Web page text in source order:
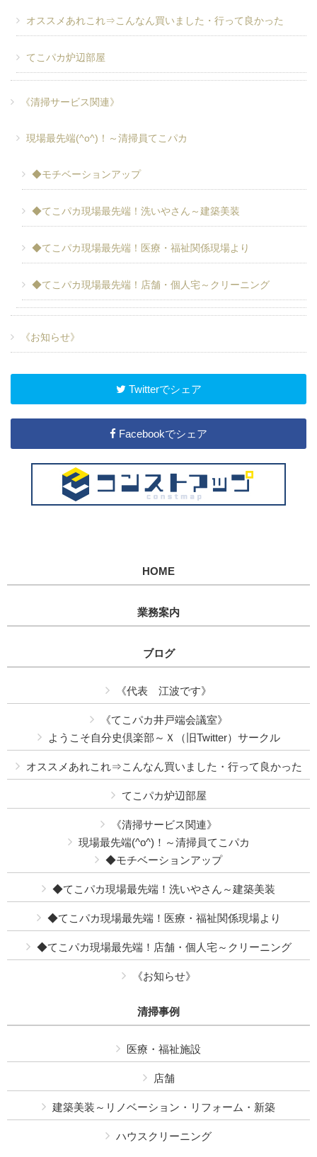
オススメあれこれ⇒こんなん買いました・行って良かった
てこパカ炉辺部屋
《清掃サービス関連》
現場最先端(^o^)！～清掃員てこパカ
◆モチベーションアップ
◆てこパカ現場最先端！洗いやさん～建築美装
◆てこパカ現場最先端！医療・福祉関係現場より
◆てこパカ現場最先端！店舗・個人宅～クリーニング
《お知らせ》
Twitterでシェア
Facebookでシェア
HOME
業務案内
ブログ
《代表 江波です》
《てこパカ井戸端会議室》
ようこそ自分史倶楽部～Ｘ（旧Twitter）サークル
オススメあれこれ⇒こんなん買いました・行って良かった
てこパカ炉辺部屋
《清掃サービス関連》
現場最先端(^o^)！～清掃員てこパカ
◆モチベーションアップ
◆てこパカ現場最先端！洗いやさん～建築美装
◆てこパカ現場最先端！医療・福祉関係現場より
◆てこパカ現場最先端！店舗・個人宅～クリーニング
《お知らせ》
清掃事例
医療・福祉施設
店舗
建築美装～リノベーション・リフォーム・新築
ハウスクリーニング